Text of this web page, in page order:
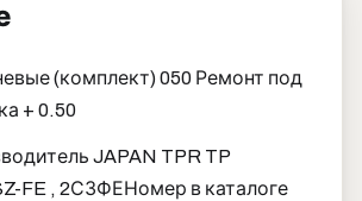
(комплект) 050 Ремонт под
+ 0.50
JAPAN TPR TP
FE , 2СЗФЕНомер в каталоге